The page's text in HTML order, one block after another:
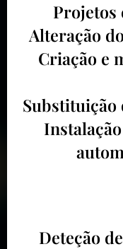
Projetos
Alteração
Criação e
Substituição
Deteção